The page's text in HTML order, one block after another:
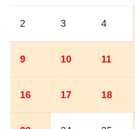
2 3 4
9 10 11
16 17 18